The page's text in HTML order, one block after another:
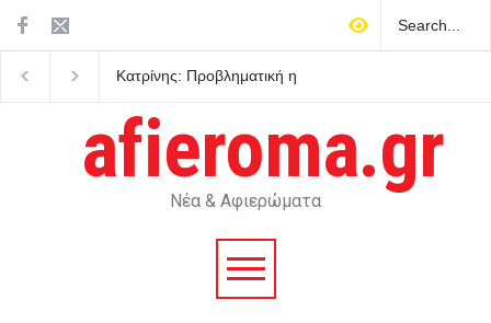
Κατρίνης: Προβληματική η
γεωπολιτικό σκηνικό
afieroma.gr
Νέα & Αφιερώματα